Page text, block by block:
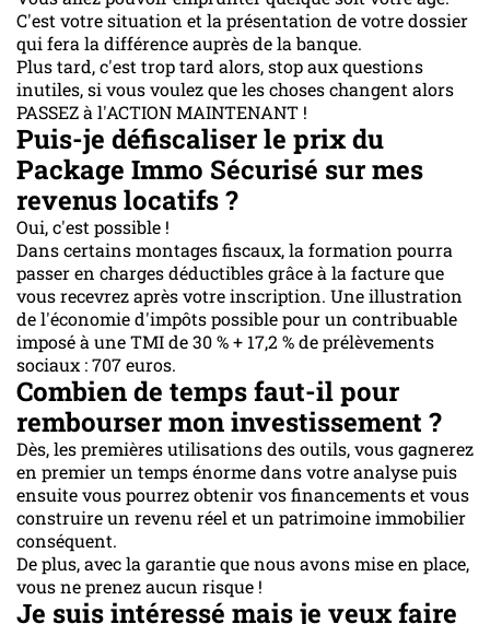
C'est votre situation et la présentation de votre dossier
qui fera la différence auprès de la banque.
Plus tard, c'est trop tard alors, stop aux questions
inutiles, si vous voulez que les choses changent alors
PASSEZ à l'ACTION MAINTENANT !
Puis-je défiscaliser le prix du
Package Immo Sécurisé sur mes
revenus locatifs ?
Oui, c'est possible !
Dans certains montages fiscaux, la formation pourra
passer en charges déductibles grâce à la facture que
vous recevrez après votre inscription. Une illustration
de l'économie d'impôts possible pour un contribuable
imposé à une TMI de 30 % + 17,2 % de prélèvements
sociaux : 707 euros.
Combien de temps faut-il pour
rembourser mon investissement ?
Dès, les premières utilisations des outils, vous gagnerez
en premier un temps énorme dans votre analyse puis
ensuite vous pourrez obtenir vos financements et vous
construire un revenu réel et un patrimoine immobilier
conséquent.
De plus, avec la garantie que nous avons mise en place,
vous ne prenez aucun risque !
Je suis intéressé mais je veux faire